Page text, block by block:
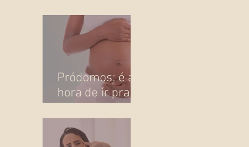
Pródomos: é a
hora de ir pra